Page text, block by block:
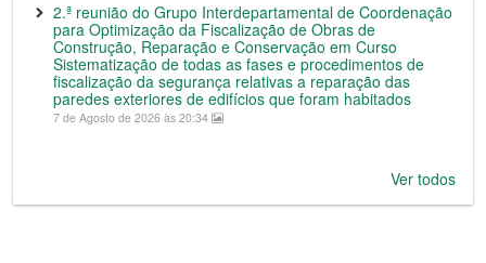
2.ª reunião do Grupo Interdepartamental de Coordenação
para Optimização da Fiscalização de Obras de
Construção, Reparação e Conservação em Curso
Sistematização de todas as fases e procedimentos de
fiscalização da segurança relativas a reparação das
paredes exteriores de edifícios que foram habitados
7 de Agosto de 2026 às 20:34
Ver todos